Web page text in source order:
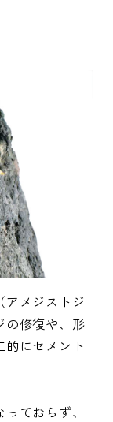
アメジストジ
の修復や、形
にセメント
ておらず、